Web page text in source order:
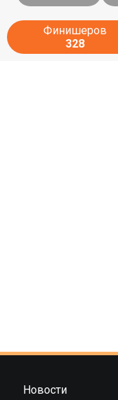
Финишеров
328
Новости